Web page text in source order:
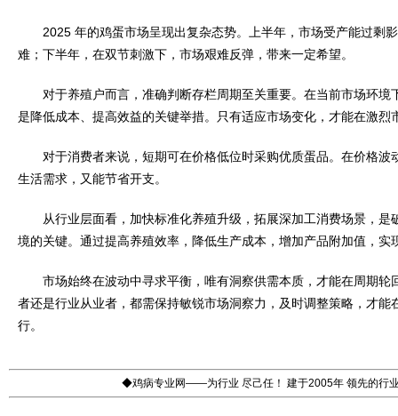
2025 年的鸡蛋市场呈现出复杂态势。上半年，市场受产能过剩
难；下半年，在双节刺激下，市场艰难反弹，带来一定希望。
对于养殖户而言，准确判断存栏周期至关重要。在当前市场环境
是降低成本、提高效益的关键举措。只有适应市场变化，才能在激烈
对于消费者来说，短期可在价格低位时采购优质蛋品。在价格波
生活需求，又能节省开支。
从行业层面看，加快标准化养殖升级，拓展深加工消费场景，是
境的关键。通过提高养殖效率，降低生产成本，增加产品附加值，实
市场始终在波动中寻求平衡，唯有洞察供需本质，才能在周期轮
者还是行业从业者，都需保持敏锐市场洞察力，及时调整策略，才能
行。
◆鸡病专业网——为行业 尽己任！ 建于2005年 领先的行